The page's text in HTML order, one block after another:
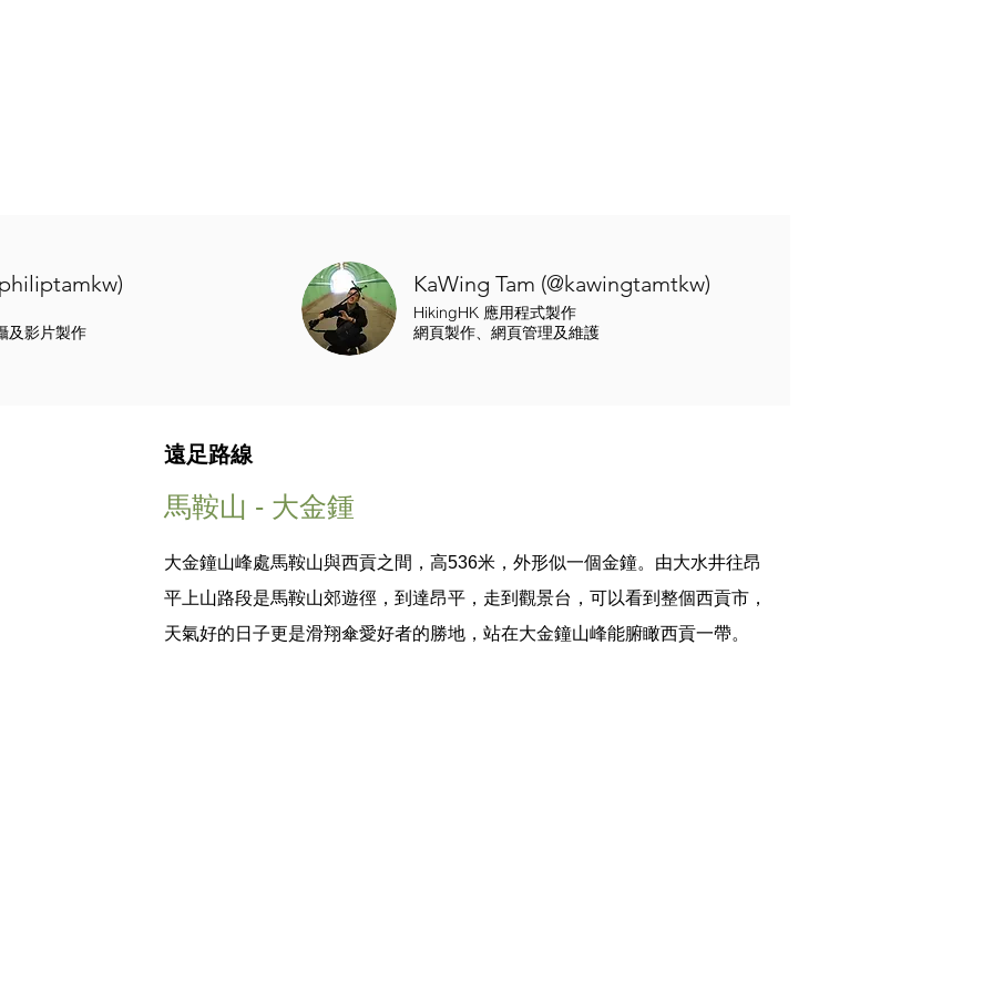
及影片製作
KaWing Tam (@kawingtamtkw)
HikingHK 應用程式製作
網頁製作、網頁管理及維護
遠足路線
馬鞍山 - 大金鍾
大金鐘山峰處馬鞍山與西貢之間，高536米，外形似一個金鐘。由大水井往昂
平上山路段是馬鞍山郊遊徑，到達昂平，走到觀景台，可以看到整個西貢市，
天氣好的日子更是滑翔傘愛好者的勝地，站在大金鐘山峰能腑瞰西貢一帶。